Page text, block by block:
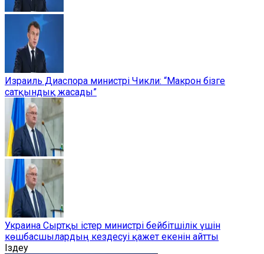
Израиль Диаспора министрі Чикли: “Макрон бізге
сатқындық жасады”
Украина Сыртқы істер министрі бейбітшілік үшін
көшбасшылардың кездесуі қажет екенін айтты
Іздеу